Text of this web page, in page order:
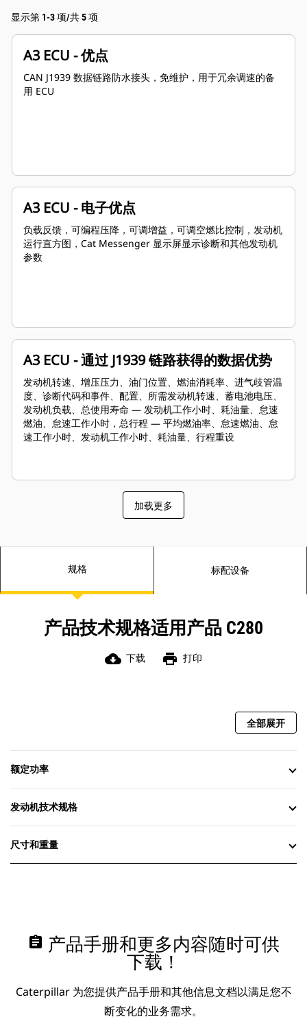
显示第 1-3 项/共 5 项
A3 ECU - 优点
CAN J1939 数据链路防水接头，免维护，用于冗余调速的备
用 ECU
A3 ECU - 电子优点
负载反馈，可编程压降，可调增益，可调空燃比控制，发动机
运行直方图，Cat Messenger 显示屏显示诊断和其他发动机
参数
A3 ECU - 通过 J1939 链路获得的数据优势
发动机转速、增压压力、油门位置、燃油消耗率、进气歧管温
度、诊断代码和事件、配置、所需发动机转速、蓄电池电压、
发动机负载、总使用寿命 — 发动机工作小时、耗油量、怠速
燃油、怠速工作小时，总行程 — 平均燃油率、怠速燃油、怠
速工作小时、发动机工作小时、耗油量、行程重设
加载更多
规格 标配设备
产品技术规格适用产品 C280
cloud_download 下载 print 打印
全部展开
额定功率
发动机技术规格
尺寸和重量
assignment 产品手册和更多内容随时可供
下载！
Caterpillar 为您提供产品手册和其他信息文档以满足您不
断变化的业务需求。